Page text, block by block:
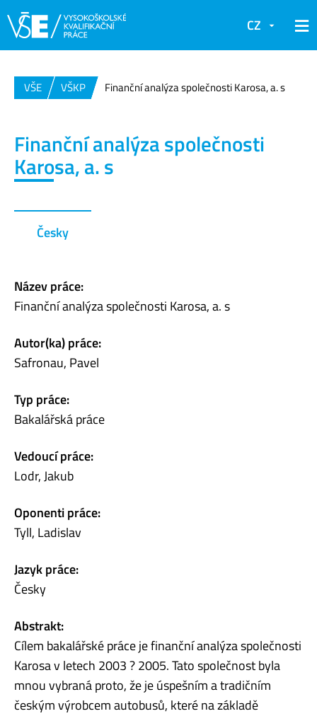
CZ
VŠE VŠKP Finanční analýza společnosti Karosa, a. s
Finanční analýza společnosti
Karosa, a. s
Česky
Název práce:
Finanční analýza společnosti Karosa, a. s
Autor(ka) práce:
Safronau, Pavel
Typ práce:
Bakalářská práce
Vedoucí práce:
Lodr, Jakub
Oponenti práce:
Tyll, Ladislav
Jazyk práce:
Česky
Abstrakt:
Cílem bakalářské práce je finanční analýza společnosti
Karosa v letech 2003 ? 2005. Tato společnost byla
mnou vybraná proto, že je úspešním a tradičním
českým výrobcem autobusů, které na základě